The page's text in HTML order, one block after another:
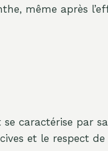
même après
caractérise par
et le respect de